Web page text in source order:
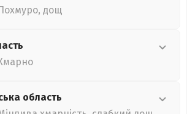
дощ
область